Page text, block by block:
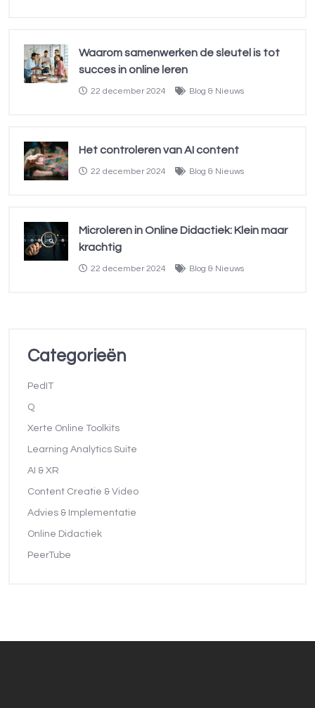
Waarom samenwerken de sleutel is tot
succes in online leren
22 december 2024 Blog & Nieuws
Het controleren van AI content
22 december 2024 Blog & Nieuws
Microleren in Online Didactiek: Klein maar
krachtig
22 december 2024 Blog & Nieuws
Categorieën
PedIT
Q
Xerte Online Toolkits
Learning Analytics Suite
AI & XR
Content Creatie & Video
Advies & Implementatie
Online Didactiek
PeerTube